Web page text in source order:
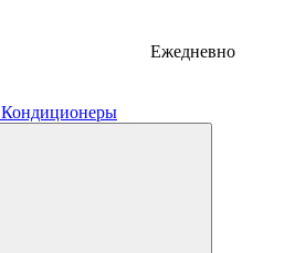
Ежедневно
Кондиционеры